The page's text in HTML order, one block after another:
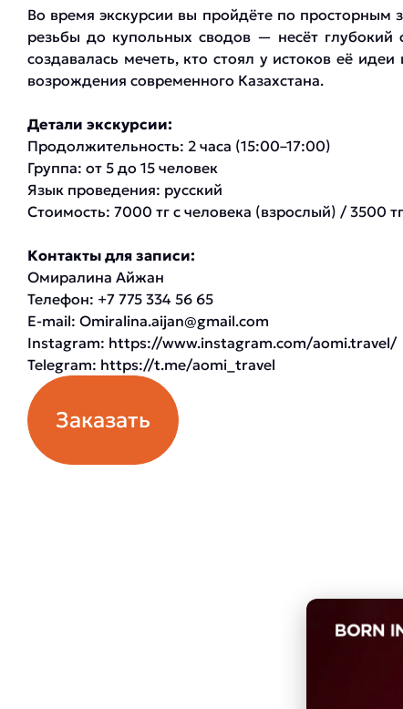
Во время экскурсии вы пройдёте по
резьбы до купольных сводов — несёт
создавалась мечеть, кто стоял у истоков её
возрождения современного Казахстана.
Детали экскурсии:
Продолжительность: 2 часа (15:00–17:00)
Группа: от 5 до 15 человек
Язык проведения: русский
Стоимость: 7000 тг с человека (взрослый) / 3500
Контакты для записи:
Омиралина Айжан
Телефон: +7 775 334 56 65
E-mail: Omiralina.aijan@gmail.com
Instagram: https://www.instagram.com/aomi.travel/
Telegram: https://t.me/aomi_travel
Заказать